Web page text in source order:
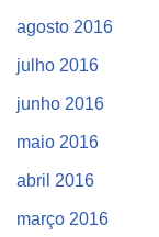
agosto 2016
julho 2016
junho 2016
maio 2016
abril 2016
março 2016